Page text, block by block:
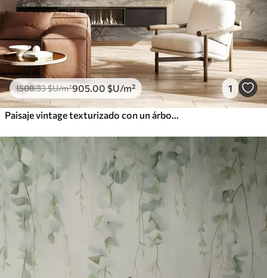
1508.33$U/m²905 .00 $U/m² 1